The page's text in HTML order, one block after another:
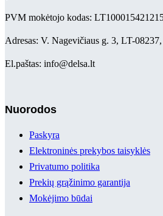
PVM mokėtojo kodas:
Adresas: V. Nagevičiaus g. 3, LT-
El.paštas: info@delsa.lt
Nuorodos
Paskyra
Elektroninės prekybos taisyklės
Privatumo politika
Prekių grąžinimo garantija
Mokėjimo būdai